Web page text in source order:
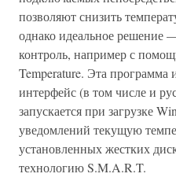
позволяют снизить
однако идеальное
контроль, например с
Temperature. Эта
интерфейс (в том числе и
запускается при загрузке
уведомлений текущую
установленных жестких
технологию S.M.A.R.T.